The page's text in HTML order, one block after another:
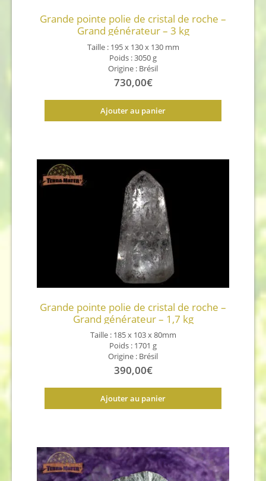
Grande pointe polie de cristal de roche –
Grand générateur – 3 kg
Taille : 195 x 130 x 130 mm
Poids : 3050 g
Origine : Brésil
730,00€
Ajouter au panier
Grande pointe polie de cristal de roche –
Grand générateur – 1,7 kg
Taille : 185 x 103 x 80mm
Poids : 1701 g
Origine : Brésil
390,00€
Ajouter au panier